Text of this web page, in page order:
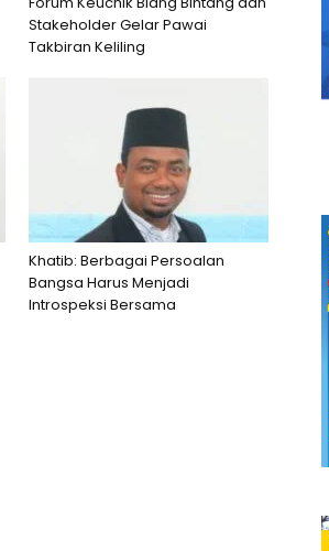
Stakeholder Gelar Pawai
Takbiran Keliling
Khatib: Berbagai Persoalan
Bangsa Harus Menjadi
Introspeksi Bersama